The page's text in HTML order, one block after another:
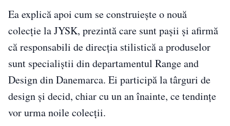
Ea explică apoi cum se construiește o nouă
colecție la JYSK, prezintă care sunt pașii și afirmă
că responsabili de direcția stilistică a produselor
sunt specialiștii din departamentul Range and
Design din Danemarca. Ei participă la târguri de
design și decid, chiar cu un an înainte, ce tendințe
vor urma noile colecții.